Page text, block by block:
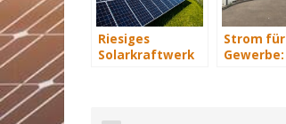
Riesiges
Solarkraftwerk
Strom